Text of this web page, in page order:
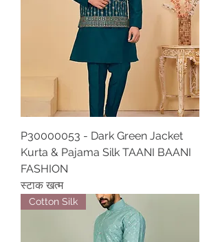
P30000053 - Dark Green Jacket
Kurta & Pajama Silk TAANI BAANI
FASHION
स्टाक खत्म
Cotton Silk